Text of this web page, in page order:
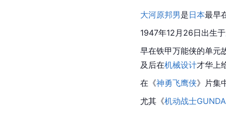
大河原邦男是日本最早
1947年12月26日出生于
早在铁甲万能侠的单元
及后在机械设计才华上
在《神勇飞鹰侠》片集
尤其《机动战士